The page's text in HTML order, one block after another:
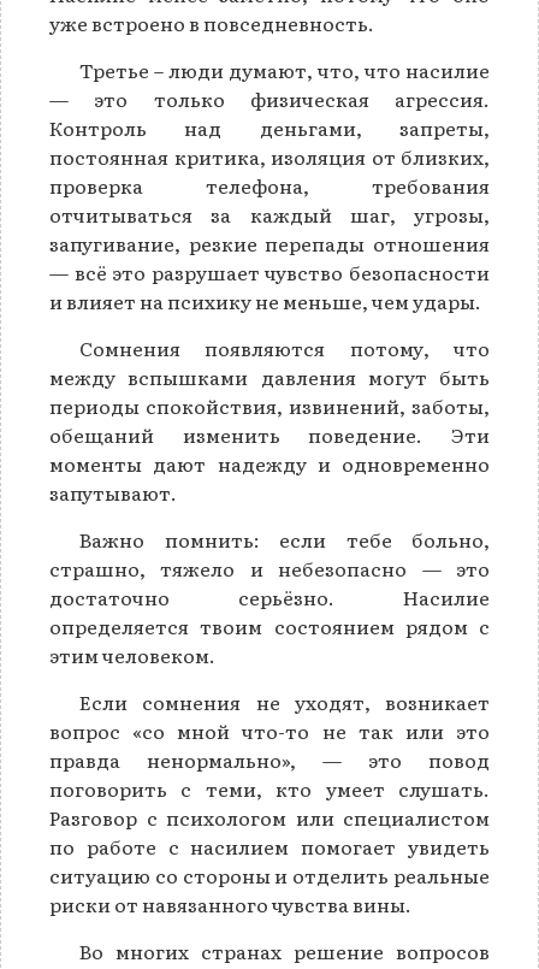
уже встроено в повседневность.
Третье – люди думают, что, что насилие
— это только физическая агрессия.
Контроль над деньгами, запреты,
постоянная критика, изоляция от близких,
проверка телефона, требования
отчитываться за каждый шаг, угрозы,
запугивание, резкие перепады отношения
— всё это разрушает чувство безопасности
и влияет на психику не меньше, чем удары.
Сомнения появляются потому, что
между вспышками давления могут быть
периоды спокойствия, извинений, заботы,
обещаний изменить поведение. Эти
моменты дают надежду и одновременно
запутывают.
Важно помнить: если тебе больно,
страшно, тяжело и небезопасно — это
достаточно серьёзно. Насилие
определяется твоим состоянием рядом с
этим человеком.
Если сомнения не уходят, возникает
вопрос «со мной что-то не так или это
правда ненормально», — это повод
поговорить с теми, кто умеет слушать.
Разговор с психологом или специалистом
по работе с насилием помогает увидеть
ситуацию со стороны и отделить реальные
риски от навязанного чувства вины.
Во многих странах решение вопросов